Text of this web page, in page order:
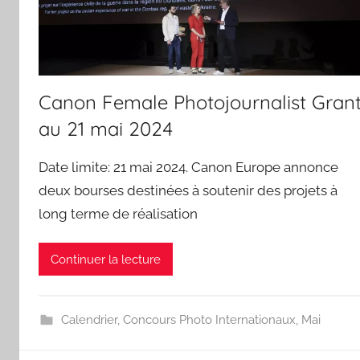
Canon Female Photojournalist
au 21 mai 2024
Date limite: 21 mai 2024. Canon Europe annonce
deux bourses destinées à soutenir des projets à
long terme de réalisation
Continuer la lecture
Calendrier, Concours Photo Internationaux, Mai